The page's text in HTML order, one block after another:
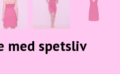
med spetsliv